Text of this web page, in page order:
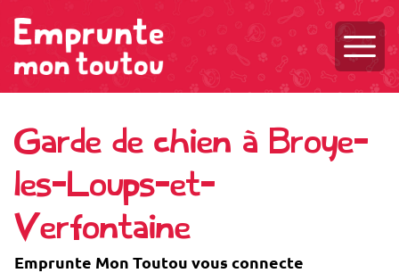
Garde de chien à Broye-
les-Loups-et-
Verfontaine
Emprunte Mon Toutou vous connecte